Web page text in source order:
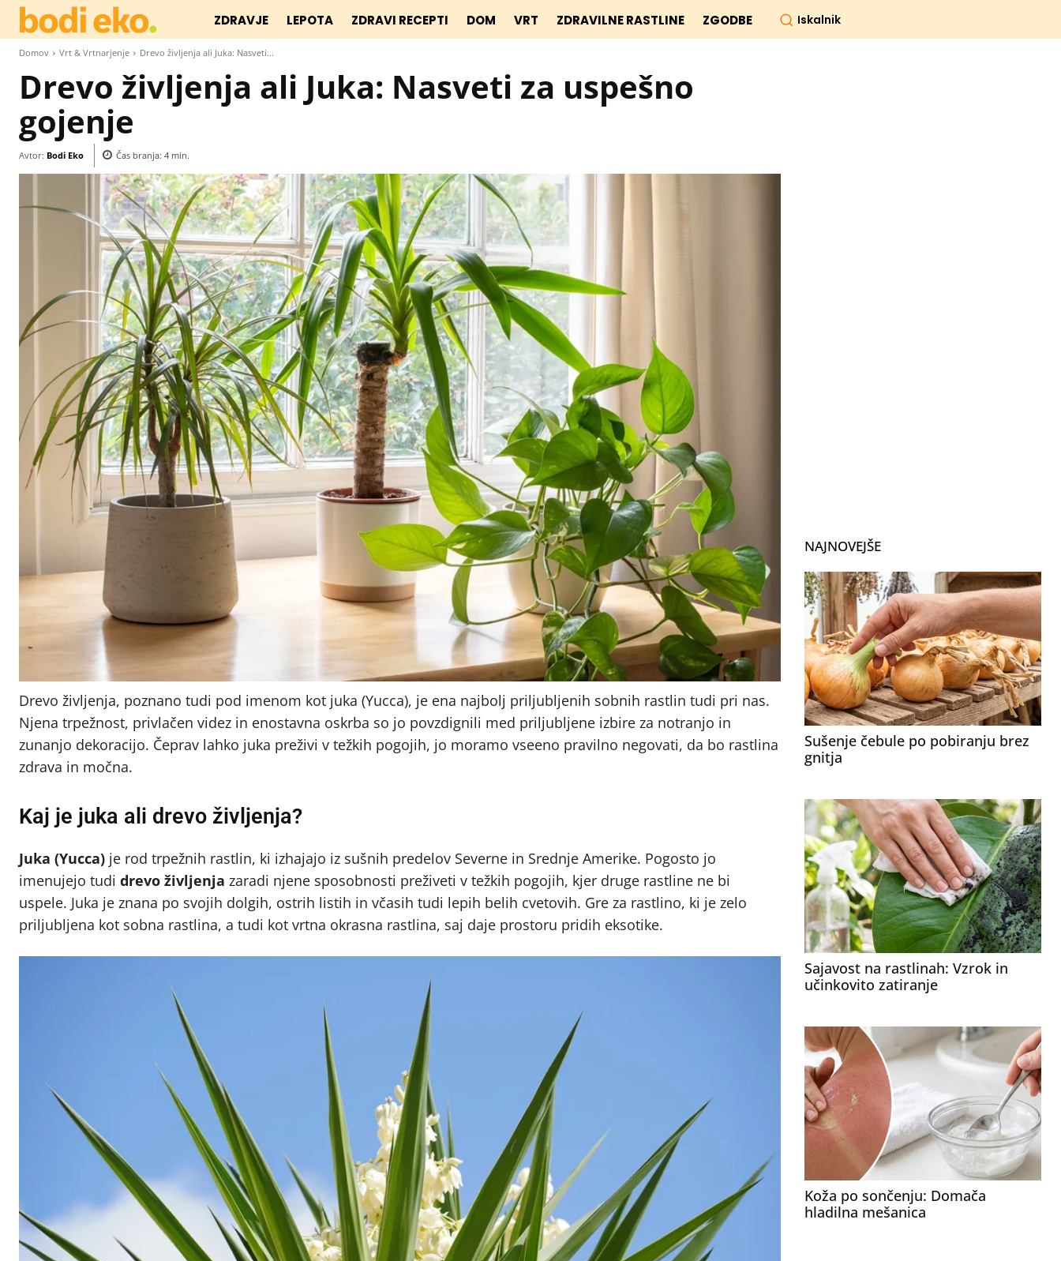
ZDRAVJE LEPOTA ZDRAVI RECEPTI DOM VRT ZDRAVILNE RASTLINE ZGODBE Iskalnik
Domov Vrt & Vrtnarjenje Drevo življenja ali Juka: Nasveti...
Drevo življenja ali Juka: Nasveti za uspešno
gojenje
Avtor: Bodi Eko Čas branja: 4 min.
Drevo življenja, poznano tudi pod imenom kot juka (Yucca), je ena najbolj priljubljenih sobnih rastlin tudi pri nas.
Njena trpežnost, privlačen videz in enostavna oskrba so jo povzdignili med priljubljene izbire za notranjo in
zunanjo dekoracijo. Čeprav lahko juka preživi v težkih pogojih, jo moramo vseeno pravilno negovati, da bo rastlina
zdrava in močna.
Kaj je juka ali drevo življenja?
Juka (Yucca) je rod trpežnih rastlin, ki izhajajo iz sušnih predelov Severne in Srednje Amerike. Pogosto jo
imenujejo tudi drevo življenja zaradi njene sposobnosti preživeti v težkih pogojih, kjer druge rastline ne bi
uspele. Juka je znana po svojih dolgih, ostrih listih in včasih tudi lepih belih cvetovih. Gre za rastlino, ki je zelo
priljubljena kot sobna rastlina, a tudi kot vrtna okrasna rastlina, saj daje prostoru pridih eksotike.
NAJNOVEJŠE
Sušenje čebule po pobiranju brez
gnitja
Sajavost na rastlinah: Vzrok in
učinkovito zatiranje
Koža po sončenju: Domača
hladilna mešanica